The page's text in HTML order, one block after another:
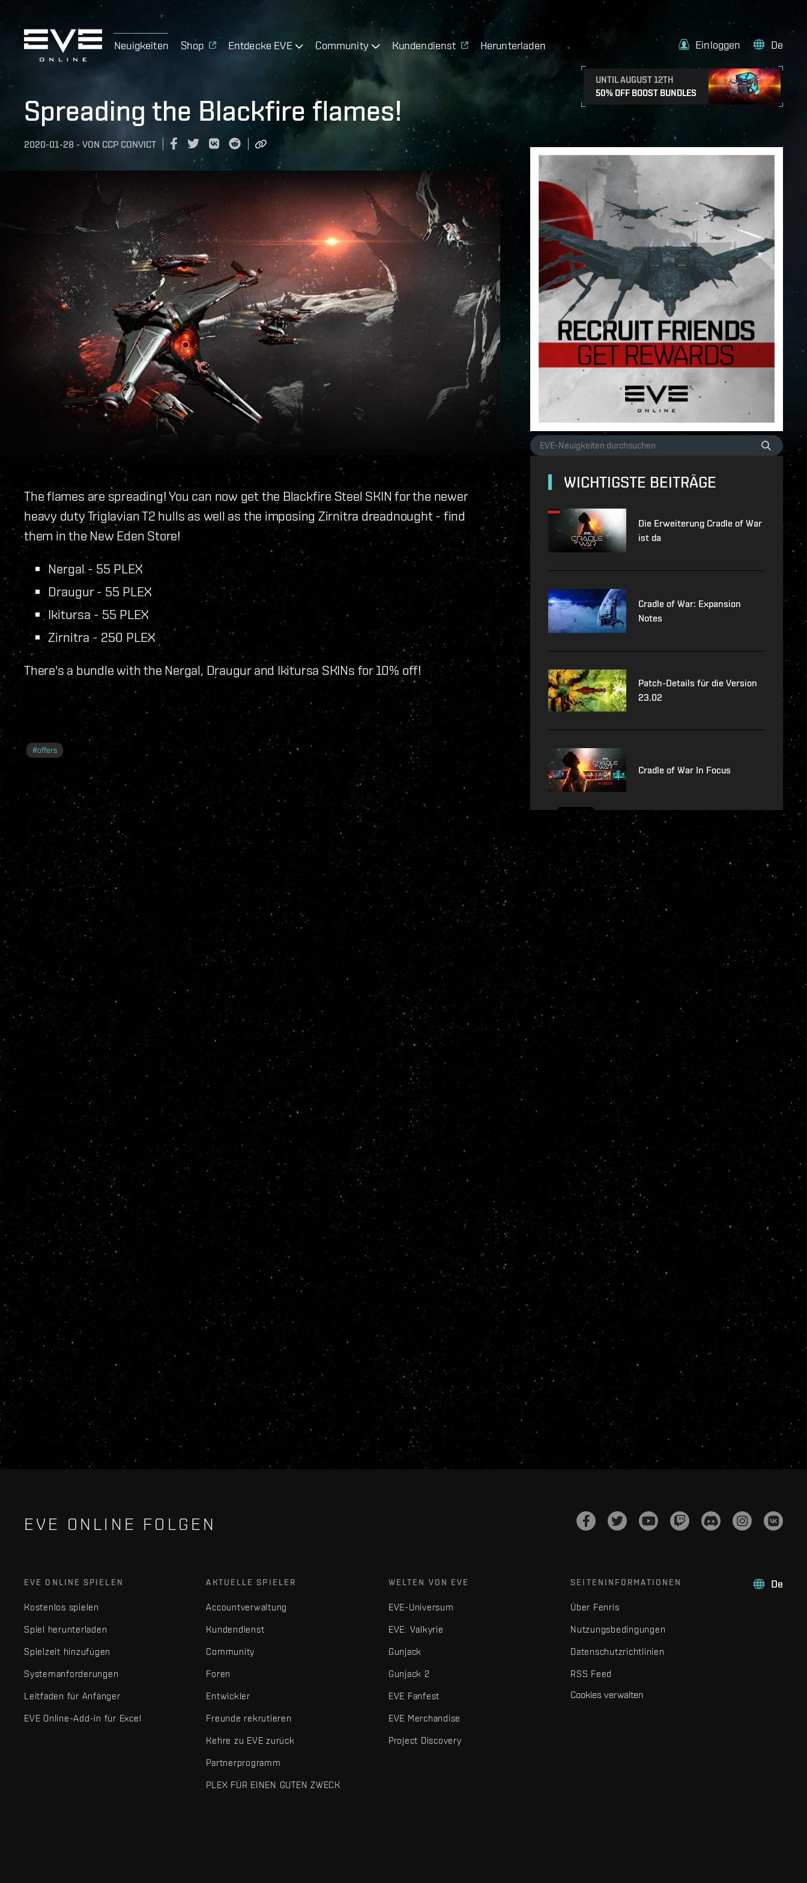
Neuigkeiten Shop Entdecke EVE Community Kundendienst Herunterladen
UNTIL AUGUST 12TH
50% OFF BOOST BUNDLES
Einloggen De
Spreading the Blackfire flames!
2020-01-28 - VON CCP CONVICT
The flames are spreading! You can now get the Blackfire Steel SKIN for the newer
heavy duty Triglavian T2 hulls as well as the imposing Zirnitra dreadnought - find
them in the New Eden Store!
Nergal - 55 PLEX
Draugur - 55 PLEX
Ikitursa - 55 PLEX
Zirnitra - 250 PLEX
There's a bundle with the Nergal, Draugur and Ikitursa SKINs for 10% off!
#offers
WICHTIGSTE BEITRÄGE
Die Erweiterung Cradle of War
ist da
Cradle of War: Expansion
Notes
Patch-Details für die Version
23.02
Cradle of War In Focus
EVE ONLINE FOLGEN
De
EVE ONLINE SPIELEN
Kostenlos spielen
Spiel herunterladen
Spielzeit hinzufügen
Systemanforderungen
Leitfaden für Anfänger
EVE Online-Add-in für Excel
AKTUELLE SPIELER
Accountverwaltung
Kundendienst
Community
Foren
Entwickler
Freunde rekrutieren
Kehre zu EVE zurück
Partnerprogramm
PLEX FÜR EINEN GUTEN ZWECK
WELTEN VON EVE
EVE-Universum
EVE: Valkyrie
Gunjack
Gunjack 2
EVE Fanfest
EVE Merchandise
Project Discovery
SEITENINFORMATIONEN
Über Fenris
Nutzungsbedingungen
Datenschutzrichtlinien
RSS Feed
Cookies verwalten